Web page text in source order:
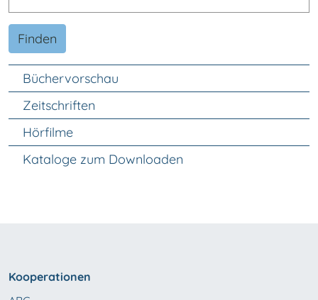
Finden
Unter Navigation
Büchervorschau
Zeitschriften
Hörfilme
Kataloge zum Downloaden
Kooperationen